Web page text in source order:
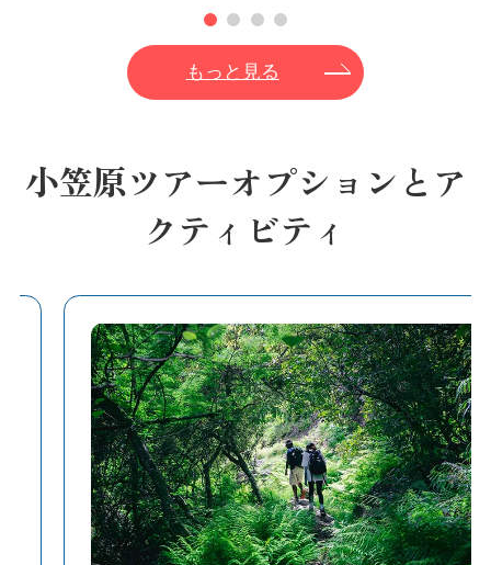
もっと見る
小笠原ツアーオプションとア
クティビティ